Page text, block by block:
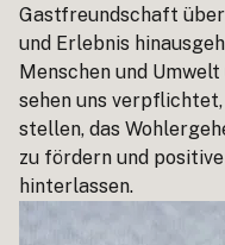
Gastfreundschaft
und Erlebnis
Menschen und
sehen uns
stellen, das
zu fördern und
hinterlassen.